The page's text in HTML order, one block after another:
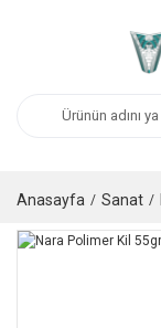
Anasayfa Sanat